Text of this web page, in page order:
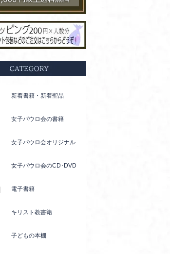
新着書籍・新着聖品
女子パウロ会の書籍
女子パウロ会オリジナル
女子パウロ会のCD･DVD
電子書籍
キリスト教書籍
子どもの本棚